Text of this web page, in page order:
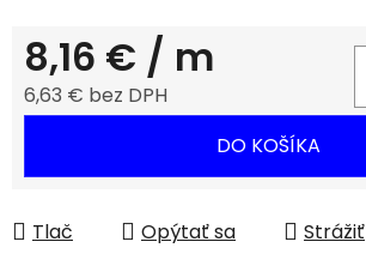
8,16 € / m
6,63 € bez DPH
DO KOŠÍKA
Tlač Opýtať sa Strážiť